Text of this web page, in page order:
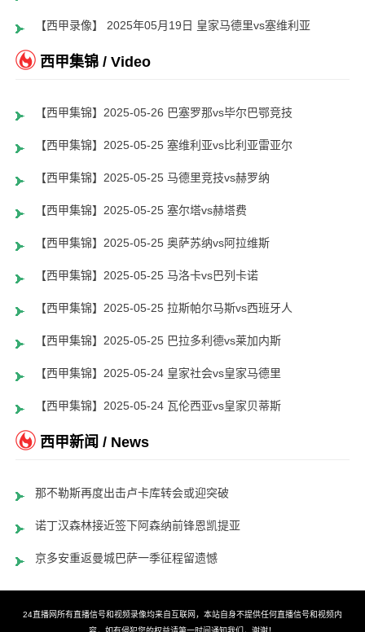
【西甲录像】 2025年05月19日 皇家马德里vs塞维利亚
西甲集锦 / Video
【西甲集锦】2025-05-26 巴塞罗那vs毕尔巴鄂竞技
【西甲集锦】2025-05-25 塞维利亚vs比利亚雷亚尔
【西甲集锦】2025-05-25 马德里竞技vs赫罗纳
【西甲集锦】2025-05-25 塞尔塔vs赫塔费
【西甲集锦】2025-05-25 奥萨苏纳vs阿拉维斯
【西甲集锦】2025-05-25 马洛卡vs巴列卡诺
【西甲集锦】2025-05-25 拉斯帕尔马斯vs西班牙人
【西甲集锦】2025-05-25 巴拉多利德vs莱加内斯
【西甲集锦】2025-05-24 皇家社会vs皇家马德里
【西甲集锦】2025-05-24 瓦伦西亚vs皇家贝蒂斯
西甲新闻 / News
那不勒斯再度出击卢卡库转会或迎突破
诺丁汉森林接近签下阿森纳前锋恩凯提亚
京多安重返曼城巴萨一季征程留遗憾
24直播网所有直播信号和视频录像均来自互联网，本站自身不提供任何直播信号和视频内